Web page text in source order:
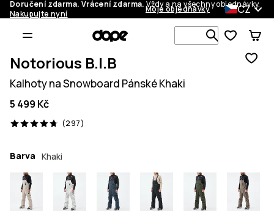
Doručení zdarma. Vrácení zdarma.Vždy a na všechny objednávky.
Nakupujte nyní
Moje objednávky CZ
Vyhledávej
Notorious B.I.B
Kalhoty na Snowboard Pánské Khaki
5 499 Kč
(297)
297 recenze, 4.7/5
Barva Khaki